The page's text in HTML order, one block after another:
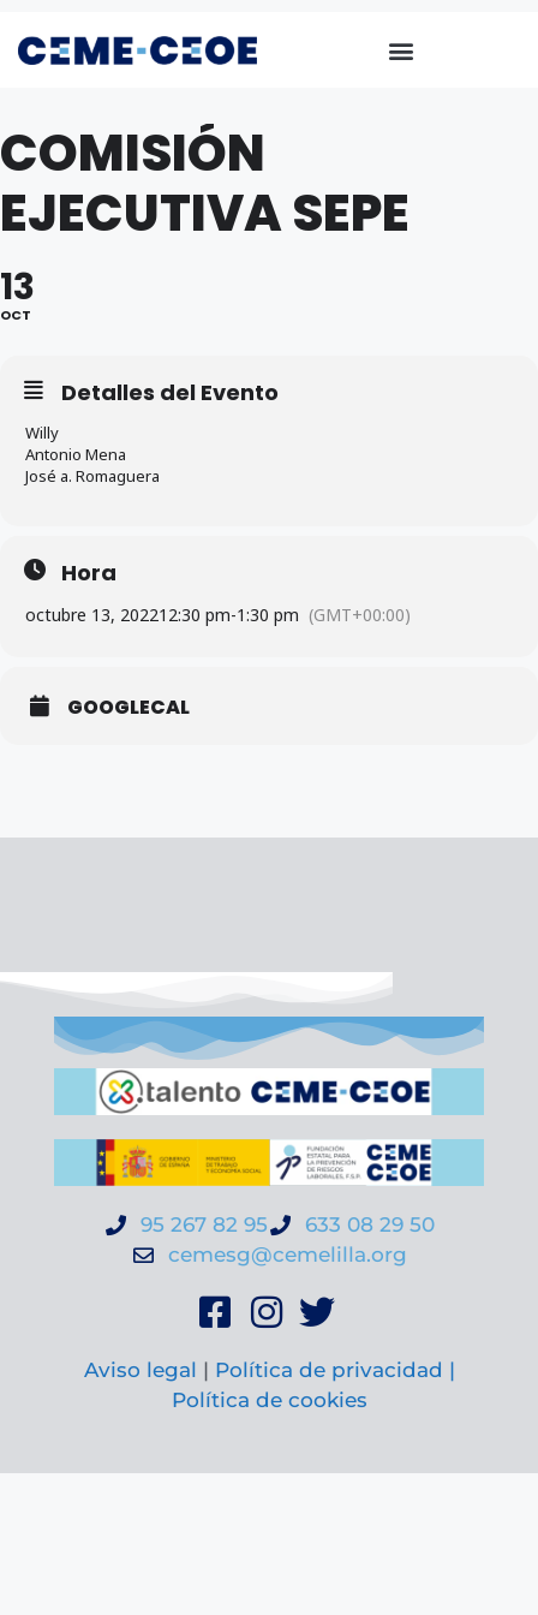
COMISIÓN
EJECUTIVA SEPE
13
OCT
Detalles del Evento
Willy
Antonio Mena
José a. Romaguera
Hora
octubre 13, 202212:30 pm-1:30 pm (GMT+00:00)
GOOGLECAL
95 267 82 95
633 08 29 50
cemesg@cemelilla.org
Aviso legal | Política de privacidad |
Política de cookies